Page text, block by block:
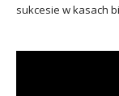
sukcesie w kasach